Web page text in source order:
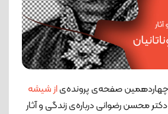
چهاردهمین صفحه‌ی پرونده‌یاز شیشه
دکتر محسن رضوانی درباره‌ی زندگی و آثار